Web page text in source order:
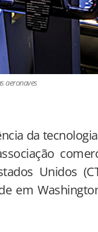
aeronaves
da
Unidos
em